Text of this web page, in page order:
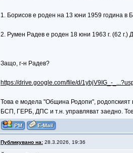
1. Борисов е роден на 13 юни 1959 година в
2. Румен Радев е роден 18 юни 1963 г. (62 г.)
Защо, г-н Радев?
https://drive.google.com/file/d/1ybjV9IG_-
Това е модела "Община Родопи",
БСП, ГЕРБ, ДПС и т.н. управляват заедно.
Публикувано на:28.3.2026, 19:36